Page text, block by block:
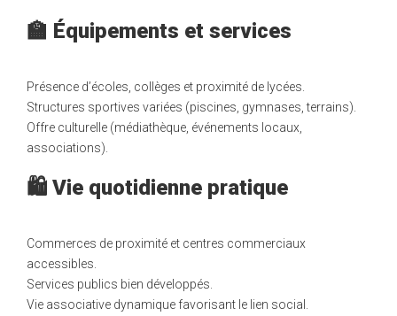
🏫 Équipements et services
Présence d’écoles, collèges et proximité de lycées.
Structures sportives variées (piscines, gymnases, terrains).
Offre culturelle (médiathèque, événements locaux,
associations).
🛍️ Vie quotidienne pratique
Commerces de proximité et centres commerciaux
accessibles.
Services publics bien développés.
Vie associative dynamique favorisant le lien social.